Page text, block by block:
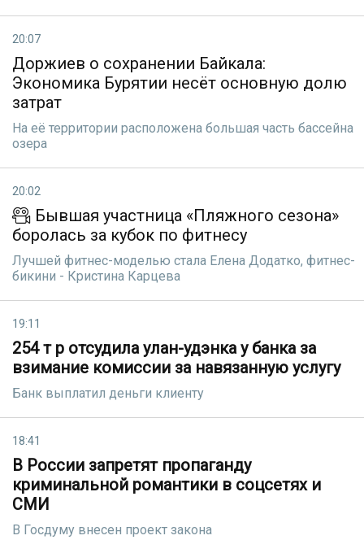
20:07
Доржиев о сохранении Байкала:
Экономика Бурятии несёт основную долю
затрат
На её территории расположена большая часть бассейна
озера
20:02
Бывшая участница «Пляжного сезона»
боролась за кубок по фитнесу
Лучшей фитнес-моделью стала Елена Додатко, фитнес-
бикини - Кристина Карцева
19:11
254 т р отсудила улан-удэнка у банка за
взимание комиссии за навязанную услугу
Банк выплатил деньги клиенту
18:41
В России запретят пропаганду
криминальной романтики в соцсетях и
СМИ
В Госдуму внесен проект закона